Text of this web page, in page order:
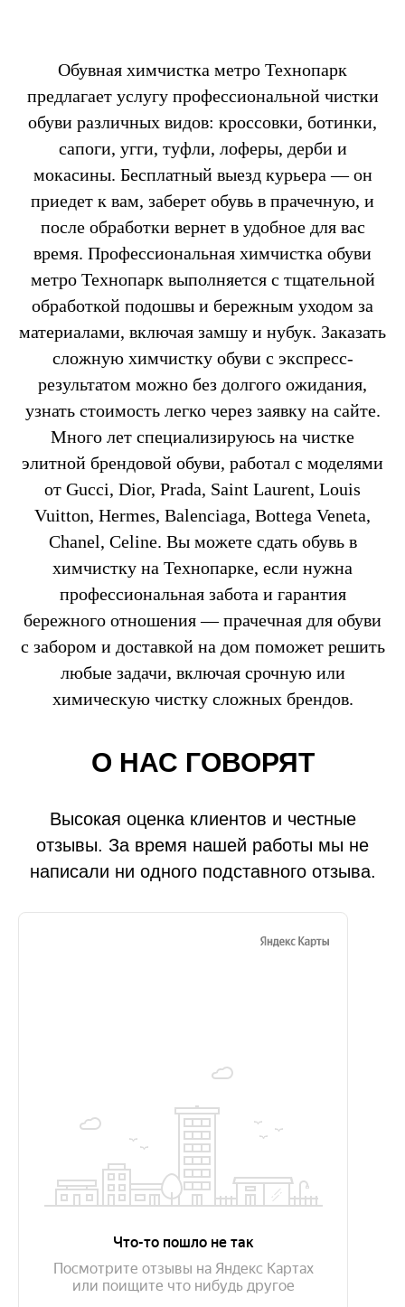
Обувная химчистка метро Технопарк
предлагает услугу профессиональной чистки
обуви различных видов: кроссовки, ботинки,
сапоги, угги, туфли, лоферы, дерби и
мокасины. Бесплатный выезд курьера — он
приедет к вам, заберет обувь в прачечную, и
после обработки вернет в удобное для вас
время. Профессиональная химчистка обуви
метро Технопарк выполняется с тщательной
обработкой подошвы и бережным уходом за
материалами, включая замшу и нубук. Заказать
сложную химчистку обуви с экспресс-
результатом можно без долгого ожидания,
узнать стоимость легко через заявку на сайте.
Много лет специализируюсь на чистке
элитной брендовой обуви, работал с моделями
от Gucci, Dior, Prada, Saint Laurent, Louis
Vuitton, Hermes, Balenciaga, Bottega Veneta,
Chanel, Celine. Вы можете сдать обувь в
химчистку на Технопарке, если нужна
профессиональная забота и гарантия
бережного отношения — прачечная для обуви
с забором и доставкой на дом поможет решить
любые задачи, включая срочную или
химическую чистку сложных брендов.
О НАС ГОВОРЯТ
Высокая оценка клиентов и честные
отзывы. За время нашей работы мы не
написали ни одного подставного отзыва.